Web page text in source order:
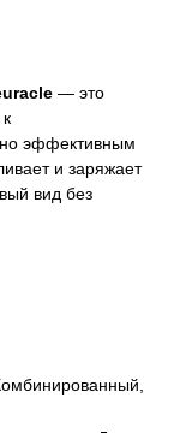
— это
эффективным
и заряжает
вид без